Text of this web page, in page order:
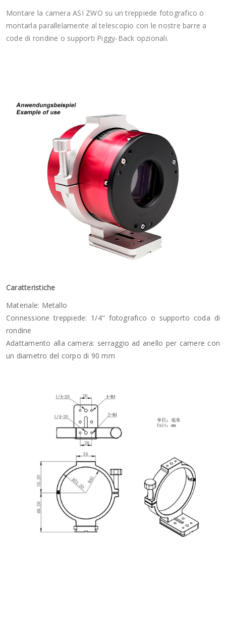
Montare la camera ASI ZWO su un treppiede fotografico o
montarla parallelamente al telescopio con le nostre barre a
code di rondine o supporti Piggy-Back opzionali.
Caratteristiche
Materiale: Metallo
Connessione treppiede: 1/4" fotografico o supporto coda di
rondine
Adattamento alla camera: serraggio ad anello per camere con
un diametro del corpo di 90 mm